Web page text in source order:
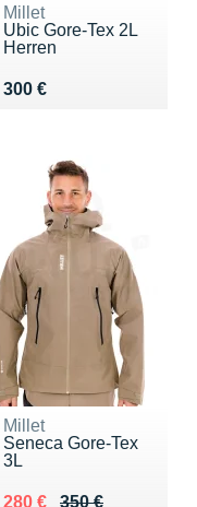
Millet
Ubic Gore-Tex 2L
Herren
300 €
Vendu 300 €
Millet
Seneca Gore-Tex
3L
350 €
Au lieu de 350 €
280 €
Vendu 280 €